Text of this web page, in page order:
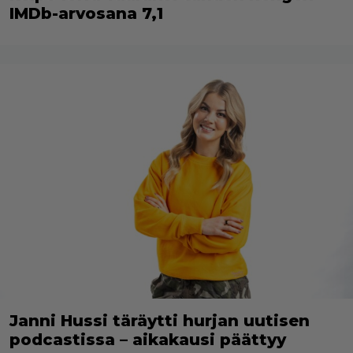
IMDb-arvosana 7,1
Janni Hussi täräytti hurjan uutisen
podcastissa – aikakausi päättyy